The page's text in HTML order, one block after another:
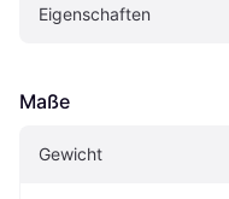
Eigenschaften
Maße
Gewicht